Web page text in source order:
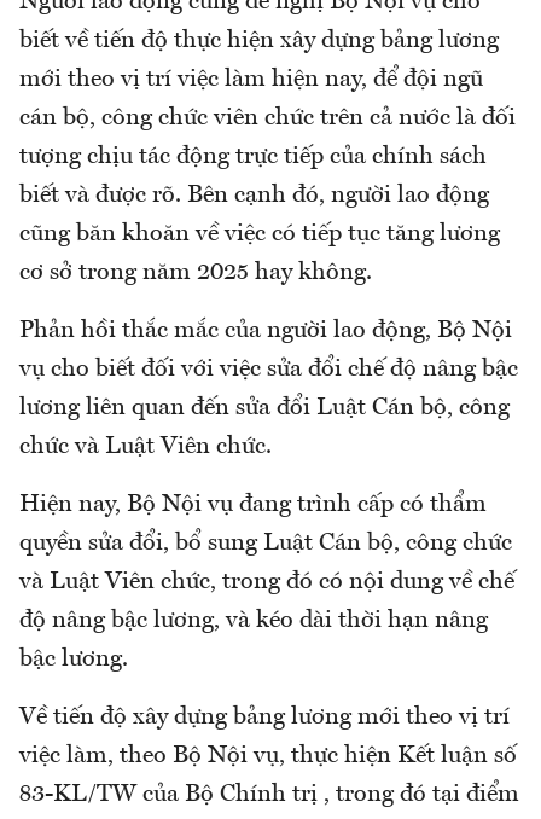
biết về tiến độ thực hiện xây dựng bảng lương
mới theo vị trí việc làm hiện nay, để đội ngũ
cán bộ, công chức viên chức trên cả nước là đối
tượng chịu tác động trực tiếp của chính sách
biết và được rõ. Bên cạnh đó, người lao động
cũng băn khoăn về việc có tiếp tục tăng lương
cơ sở trong năm 2025 hay không.
Phản hồi thắc mắc của người lao động, Bộ Nội
vụ cho biết đối với việc sửa đổi chế độ nâng bậc
lương liên quan đến sửa đổi Luật Cán bộ, công
chức và Luật Viên chức.
Hiện nay, Bộ Nội vụ đang trình cấp có thẩm
quyền sửa đổi, bổ sung Luật Cán bộ, công chức
và Luật Viên chức, trong đó có nội dung về chế
độ nâng bậc lương, và kéo dài thời hạn nâng
bậc lương.
Về tiến độ xây dựng bảng lương mới theo vị trí
việc làm, theo Bộ Nội vụ, thực hiện Kết luận số
83-KL/TW của Bộ Chính trị , trong đó tại điểm